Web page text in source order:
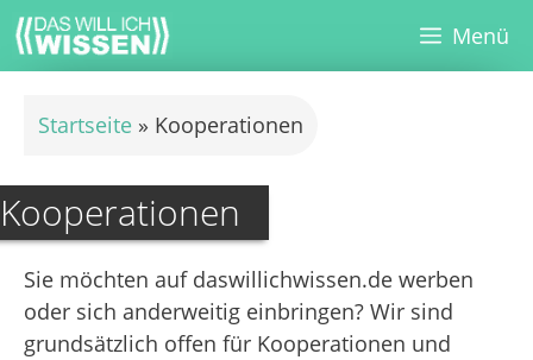
Zum
Inhalt
springen
Menü
Startseite » Kooperationen
Kooperationen
Sie möchten auf daswillichwissen.de werben
oder sich anderweitig einbringen? Wir sind
grundsätzlich offen für Kooperationen und